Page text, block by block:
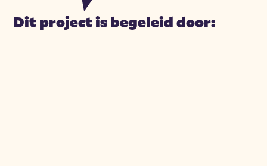
Dit project is begeleid door: